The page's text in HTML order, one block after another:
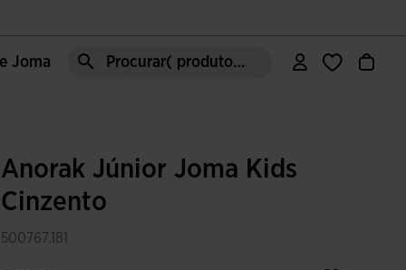
Joma Procurar( produto, moda, área, etc)
Anorak Júnior Joma Kids
Cinzento
500767.181